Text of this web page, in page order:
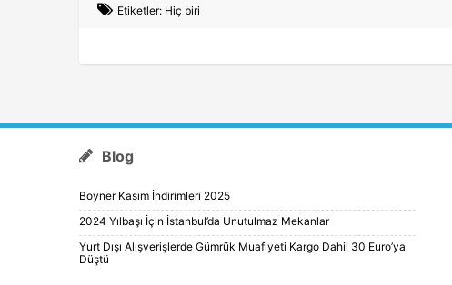
Etiketler: Hiç biri
Blog
Boyner Kasım İndirimleri 2025
2024 Yılbaşı İçin İstanbul’da Unutulmaz Mekanlar
Yurt Dışı Alışverişlerde Gümrük Muafiyeti Kargo Dahil 30 Euro’ya
Düştü